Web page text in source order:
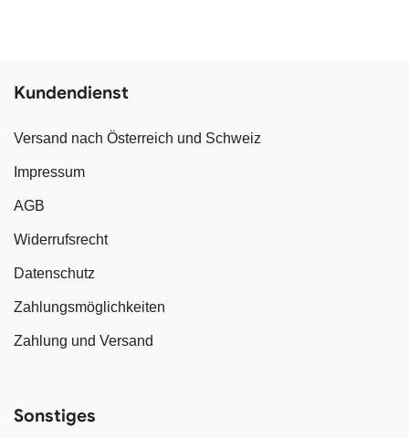
Kundendienst
Versand nach Österreich und Schweiz
Impressum
AGB
Widerrufsrecht
Datenschutz
Zahlungsmöglichkeiten
Zahlung und Versand
Sonstiges